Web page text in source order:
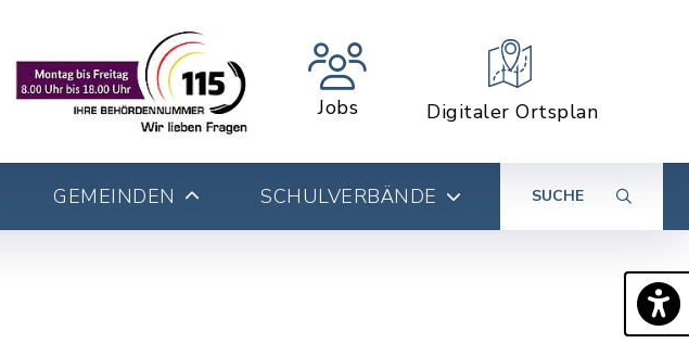
Jobs Digitaler Ortsplan
GEMEINDEN SCHULVERBÄNDE SUCHE